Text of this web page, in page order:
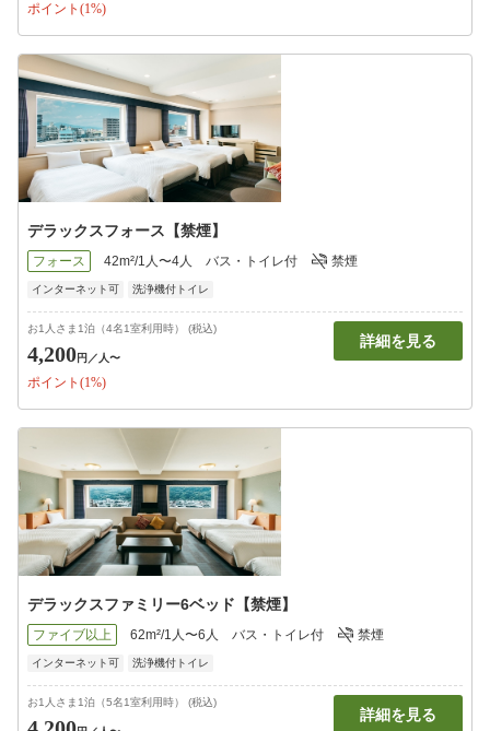
ポイント(1%)
デラックスフォース【禁煙】
フォース 42m²/1人〜4人 バス・トイレ付 禁煙
インターネット可 洗浄機付トイレ
お1人さま1泊（4名1室利用時） (税込)
4,200円 ／人〜
ポイント(1%)
詳細を見る
デラックスファミリー6ベッド【禁煙】
ファイブ以上 62m²/1人〜6人 バス・トイレ付 禁煙
インターネット可 洗浄機付トイレ
お1人さま1泊（5名1室利用時） (税込)
詳細を見る